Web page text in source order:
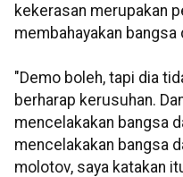
kekerasan merupakan
membahayakan bangsa
"Demo boleh, tapi dia
berharap kerusuhan.
mencelakakan bangsa
mencelakakan bangsa
molotov, saya katakan